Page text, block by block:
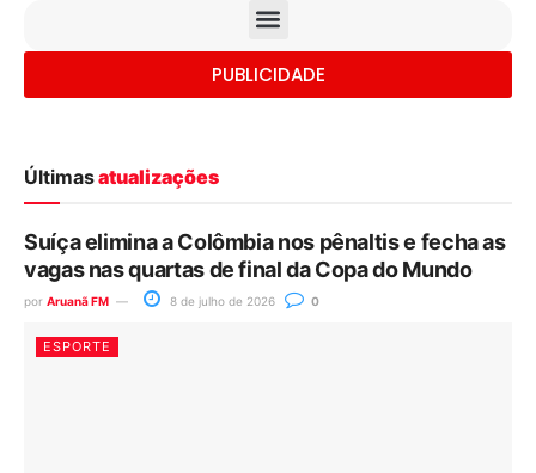
PUBLICIDADE
Últimasatualizações
Suíça elimina a Colômbia nos pênaltis e fecha as
vagas nas quartas de final da Copa do Mundo
por Aruanã FM 8 de julho de 2026 0
ESPORTE